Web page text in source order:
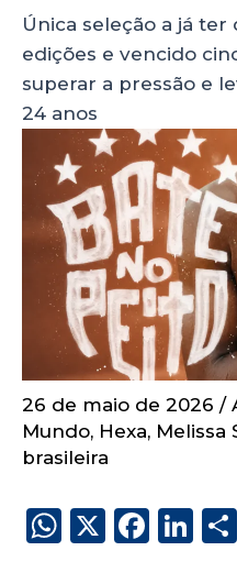
Única seleção a já ter
edições e vencido
superar a pressão e
24 anos
26 de maio de 2026 /
Mundo, Hexa, Melissa
brasileira
W X
F
Li